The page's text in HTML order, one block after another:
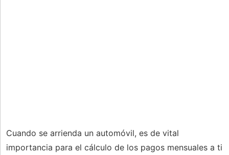
Cuando se arrienda un automóvil, es de vital
importancia para el cálculo de los pagos mensuales a ti